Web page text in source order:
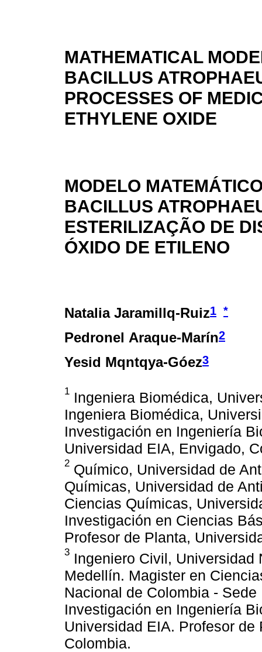
MATHEMATICAL
BACILLUS
PROCESSES OF
ETHYLENE OXIDE
MODELO
BACILLUS
ESTERILIZAÇÃO DE
ÓXIDO DE ETILENO
Natalia Jaramillq-Ruiz1 *
Pedronel Araque-Marín2
Yesid Mqntqya-Góez3
1 Ingeniera Biomédica,
Ingeniera Biomédica,
Investigación en Ingeniería
Universidad EIA, Envigado,
2 Químico, Universidad de
Químicas, Universidad de
Ciencias Químicas,
Investigación en Ciencias
Profesor de Planta,
3 Ingeniero Civil, Universidad
Medellín. Magister en
Nacional de Colombia -
Investigación en Ingeniería
Universidad EIA. Profesor
Colombia.